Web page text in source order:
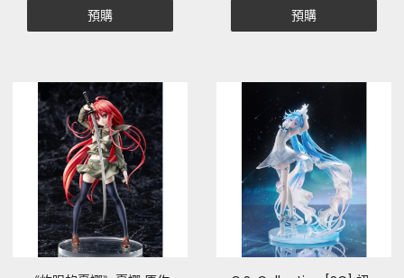
預購 預購